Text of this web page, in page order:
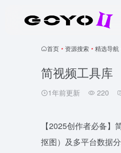
首页 • 资源搜索 • 精选导航
简视频工具库
1年前更新 220
【2025创作者必备
抠图）及多平台数据